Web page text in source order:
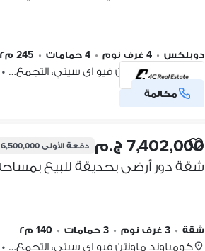
دوبلكس • 4 غرف نوم • 4 حمامات • 245 م٢
كومباوند ماونتن فيو اى سيتي، التجمع… •
مكالمة
شركة موثقة
7,402,000 ج.م دفعة الأولى6,500,000 ج.م
شقة • 3 غرف نوم • 3 حمامات • 140 م٢
كومباوند ماونتن فيو اى سيتي، التجمع… •